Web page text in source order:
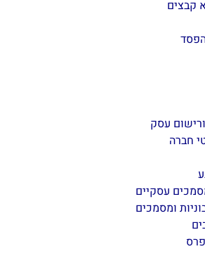
קבצים
עסק
חברה
עסקיים
ומסמכים